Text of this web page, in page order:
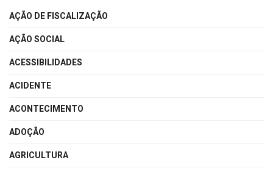
AÇÃO DE FISCALIZAÇÃO
AÇÃO SOCIAL
ACESSIBILIDADES
ACIDENTE
ACONTECIMENTO
ADOÇÃO
AGRICULTURA